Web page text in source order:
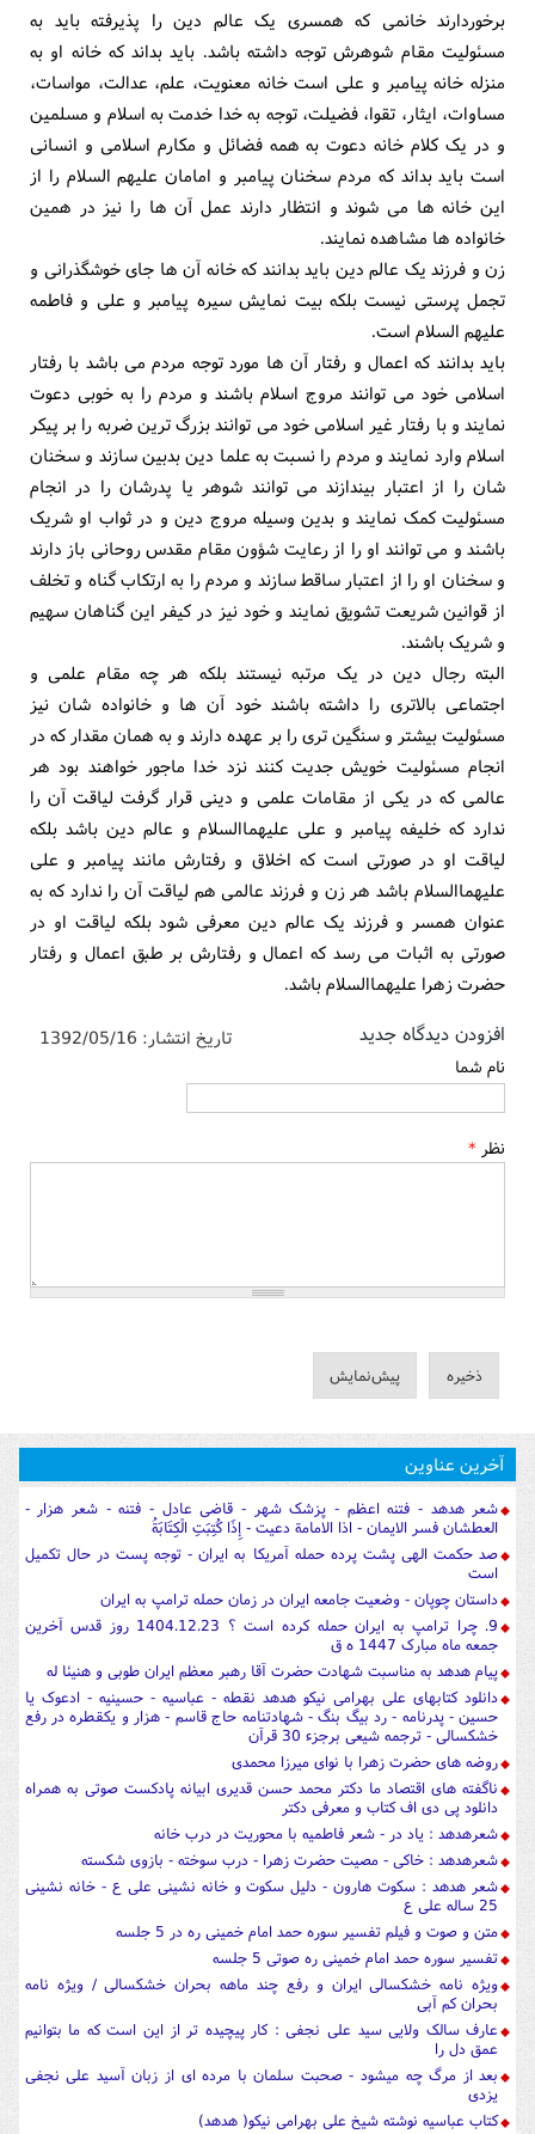
برخوردارند خانمی که همسری یک عالم دین را پذیرفته باید به
مسئولیت مقام شوهرش توجه داشته باشد. باید بداند که خانه او به
منزله خانه پیامبر و علی است خانه معنویت، علم، عدالت، مواسات،
مساوات، ایثار، تقوا، فضیلت، توجه به خدا خدمت به اسلام و مسلمین
و در یک کلام خانه دعوت به همه فضائل و مکارم اسلامی و انسانی
است باید بداند که مردم سخنان پیامبر و امامان علیهم السلام را از
این خانه ها می شوند و انتظار دارند عمل آن ها را نیز در همین
خانواده ها مشاهده نمایند.
زن و فرزند یک عالم دین باید بدانند که خانه آن ها جای خوشگذرانی و
تجمل پرستی نیست بلکه بیت نمایش سیره پیامبر و علی و فاطمه
علیهم السلام است.
باید بدانند که اعمال و رفتار آن ها مورد توجه مردم می باشد با رفتار
اسلامی خود می توانند مروج اسلام باشند و مردم را به خوبی دعوت
نمایند و با رفتار غیر اسلامی خود می توانند بزرگ ترین ضربه را بر پیکر
اسلام وارد نمایند و مردم را نسبت به علما دین بدبین سازند و سخنان
شان را از اعتبار بیندازند می توانند شوهر یا پدرشان را در انجام
مسئولیت کمک نمایند و بدین وسیله مروج دین و در ثواب او شریک
باشند و می توانند او را از رعایت شؤون مقام مقدس روحانی باز دارند
و سخنان او را از اعتبار ساقط سازند و مردم را به ارتکاب گناه و تخلف
از قوانین شریعت تشویق نمایند و خود نیز در کیفر این گناهان سهیم
و شریک باشند.
البته رجال دین در یک مرتبه نیستند بلکه هر چه مقام علمی و
اجتماعی بالاتری را داشته باشند خود آن ها و خانواده شان نیز
مسئولیت بیشتر و سنگین تری را بر عهده دارند و به همان مقدار که در
انجام مسئولیت خویش جدیت کنند نزد خدا ماجور خواهند بود هر
عالمی که در یکی از مقامات علمی و دینی قرار گرفت لیاقت آن را
ندارد که خلیفه پیامبر و علی علیهماالسلام و عالم دین باشد بلکه
لیاقت او در صورتی است که اخلاق و رفتارش مانند پیامبر و علی
علیهماالسلام باشد هر زن و فرزند عالمی هم لیاقت آن را ندارد که به
عنوان همسر و فرزند یک عالم دین معرفی شود بلکه لیاقت او در
صورتی به اثبات می رسد که اعمال و رفتارش بر طبق اعمال و رفتار
حضرت زهرا علیهماالسلام باشد.
تاریخ انتشار: 1392/05/16 افزودن دیدگاه جدید
نام شما
نظر *
آخرین عناوین
شعر هدهد - فتنه اعظم - پزشک شهر - قاضی عادل - فتنه - شعر هزار -
العطشان فسر الایمان - اذا الامامة دعیت - إِذَا كُتِبَتِ الْكِتَابَةُ
صد حکمت الهی پشت پرده حمله آمریکا به ایران - توجه پست در حال تکمیل
است
داستان چوپان - وضعیت جامعه ایران در زمان حمله ترامپ به ایران
9. چرا ترامپ به ایران حمله کرده است ؟ 1404.12.23 روز قدس آخرین
جمعه ماه مبارک 1447 ه ق
پیام هدهد به مناسبت شهادت حضرت آقا رهبر معظم ایران طوبی و هنیئا له
دانلود کتابهای علی بهرامی نیکو هدهد نقطه - عباسیه - حسینیه - ادعوک یا
حسین - پدرنامه - رد بیگ بنگ - شهادتنامه حاج قاسم - هزار و یکقطره در رفع
خشکسالی - ترجمه شیعی برجزء 30 قرآن
روضه های حضرت زهرا با نوای میرزا محمدی
ناگفته های اقتصاد ما دکتر محمد حسن قدیری ابیانه پادکست صوتی به همراه
دانلود پی دی اف کتاب و معرفی دکتر
شعرهدهد : یاد در - شعر فاطمیه با محوریت در درب خانه
شعرهدهد : خاکی - مصیت حضرت زهرا - درب سوخته - بازوی شکسته
شعر هدهد : سکوت هارون - دلیل سکوت و خانه نشینی علی ع - خانه نشینی
25 ساله علی ع
متن و صوت و فیلم تفسیر سوره حمد امام خمینی ره در 5 جلسه
تفسیر سوره حمد امام خمینی ره صوتی 5 جلسه
ویژه نامه خشکسالی ایران و رفع چند ماهه بحران خشکسالی / ویژه نامه
بحران کم آبی
عارف سالک ولایی سید علی نجفی : کار پیچیده تر از این است که ما بتوانیم
عمق دل را
بعد از مرگ چه میشود - صحبت سلمان با مرده ای از زبان آسید علی نجفی
یزدی
کتاب عباسیه نوشته شیخ علی بهرامی نیکو( هدهد)